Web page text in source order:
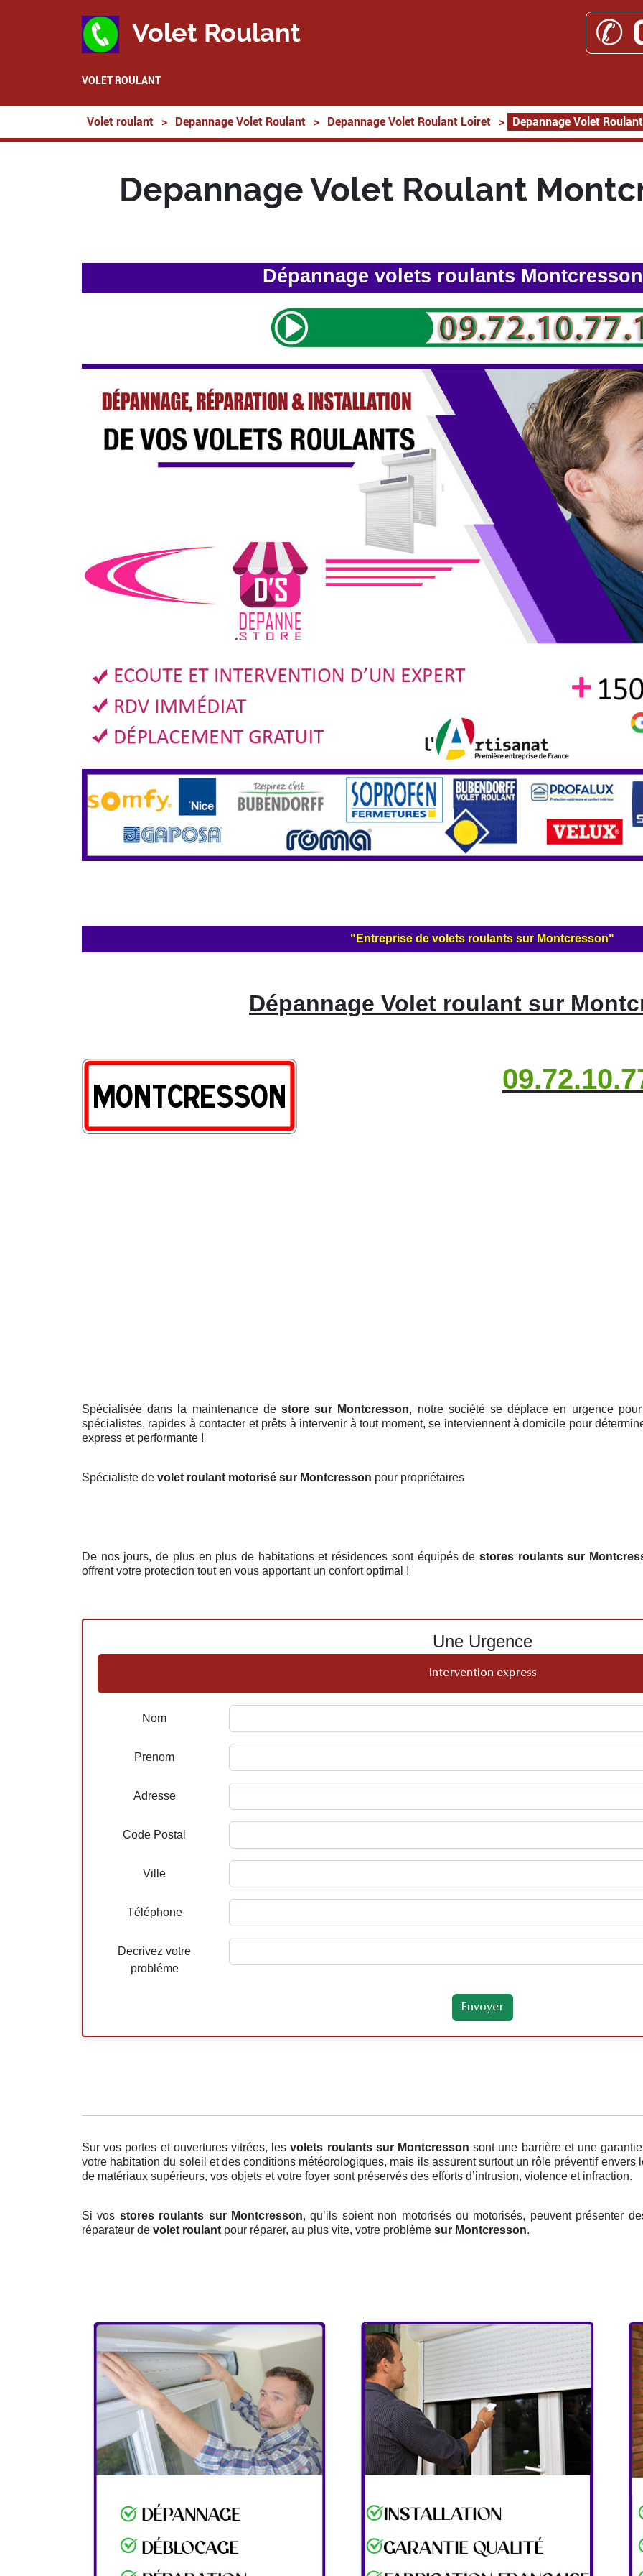
Volet Roulant ✆
VOLET ROULANT
Volet roulant > Depannage Volet Roulant > Depannage Volet Roulant Loiret > Depannage Volet
Depannage Volet Roulant
Dépannage volets roulants
"Entreprise de volets roulants sur Montcresson"
Dépannage Volet roulant sur
Spécialisée dans la maintenance de store sur Montcresson, notre société se déplace en urgence
spécialistes, rapides à contacter et prêts à intervenir à tout moment, se interviennent à domicile pour
express et performante !
Spécialiste de volet roulant motorisé sur Montcresson pour propriétaires
De nos jours, de plus en plus de habitations et résidences sont équipés de stores roulants sur
offrent votre protection tout en vous apportant un confort optimal !
Une Urgence
Intervention express
Nom
Prenom
Adresse
Code Postal
Ville
Téléphone
Decrivez votre
probléme
Sur vos portes et ouvertures vitrées, lesvolets roulants sur Montcressonsont une barrière et une
votre habitation du soleil et des conditions météorologiques, mais ils assurent surtout un rôle préventif envers
de matériaux supérieurs, vos objets et votre foyer sont préservés des efforts d’intrusion, violence et infraction.
Si vos stores roulants sur Montcresson, qu’ils soient non motorisés ou motorisés, peuvent présenter
réparateur de volet roulant pour réparer, au plus vite, votre problème sur Montcresson.